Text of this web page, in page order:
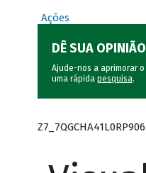
Ações
DÊ SUA OPINIÃO
Ajude-nos a aprimorar
uma rápida pesquisa.